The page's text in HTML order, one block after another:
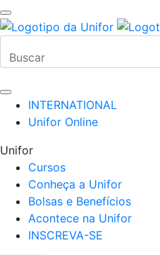
INTERNATIONAL
Unifor Online
Unifor
Cursos
Conheça a Unifor
Bolsas e Benefícios
Acontece na Unifor
INSCREVA-SE